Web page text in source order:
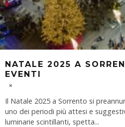
NATALE 2025 A
EVENTI
Il Natale 2025 a Sorrento si
uno dei periodi più attesi e
luminarie scintillanti, spetta...